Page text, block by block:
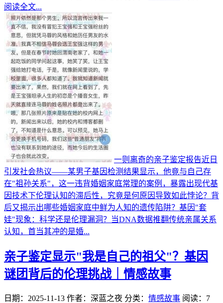
阅读全文...
一则离奇的亲子鉴定报告近日
引发社会热议——某男子基因检测结果显示，他竟与自己存
在"祖孙关系"，这一违背婚姻家庭常理的案例，暴露出现代基
因技术下伦理认知的滞后性，究竟是何原因导致如此悖论？背
后又揭示出哪些婚姻家庭中鲜为人知的遗传陷阱？基因"套
娃"现象：科学还是伦理漏洞？当DNA数据推翻传统亲属关系
认知，首当其冲的是婚...
亲子鉴定显示"我是自己的祖父"？基因
谜团背后的伦理挑战｜情感故事
日期：2025-11-13 作者：深蓝之夜 分类： 情感故事 阅读：7